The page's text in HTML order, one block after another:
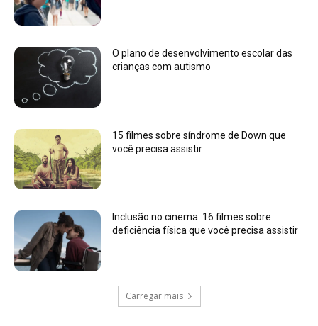
O plano de desenvolvimento escolar das
crianças com autismo
15 filmes sobre síndrome de Down que
você precisa assistir
Inclusão no cinema: 16 filmes sobre
deficiência física que você precisa assistir
Carregar mais